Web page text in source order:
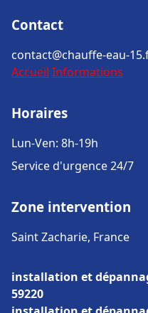
Contact
contact@chauffe-eau-
Accueil Informations
Horaires
Lun-Ven: 8h-19h
Service d'urgence 24/7
Zone intervention
Saint Zacharie, France
installation et
59220